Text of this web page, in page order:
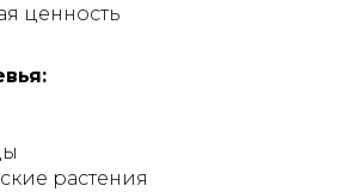
ценность
растения